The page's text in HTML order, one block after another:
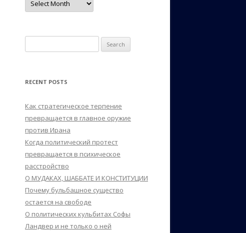
for:
RECENT POSTS
Как стратегическое терпение
превращается в главное оружие
против Ирана
Когда политический протест
превращается в психическое
расстройство
О МУДАКАХ, ШАББАТЕ И КОНСТИТУЦИИ
Почему бульбашное существо
остается на свободе
О политических кульбитах Софы
Ландвер и не только о ней